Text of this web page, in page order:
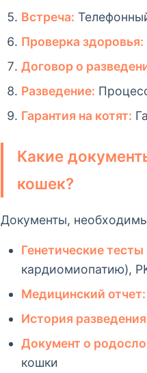
Встреча:
Проверка здоровья:
Договор о
Разведение:
Гарантия на котят:
Какие
кошек?
Документы,
Генетические
кардиомиопатию),
Медицинский отчет:
История
Документ о
кошки